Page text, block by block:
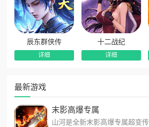
最新游戏
末影高爆专属
辰东群侠传
详细
十二战纪
详细